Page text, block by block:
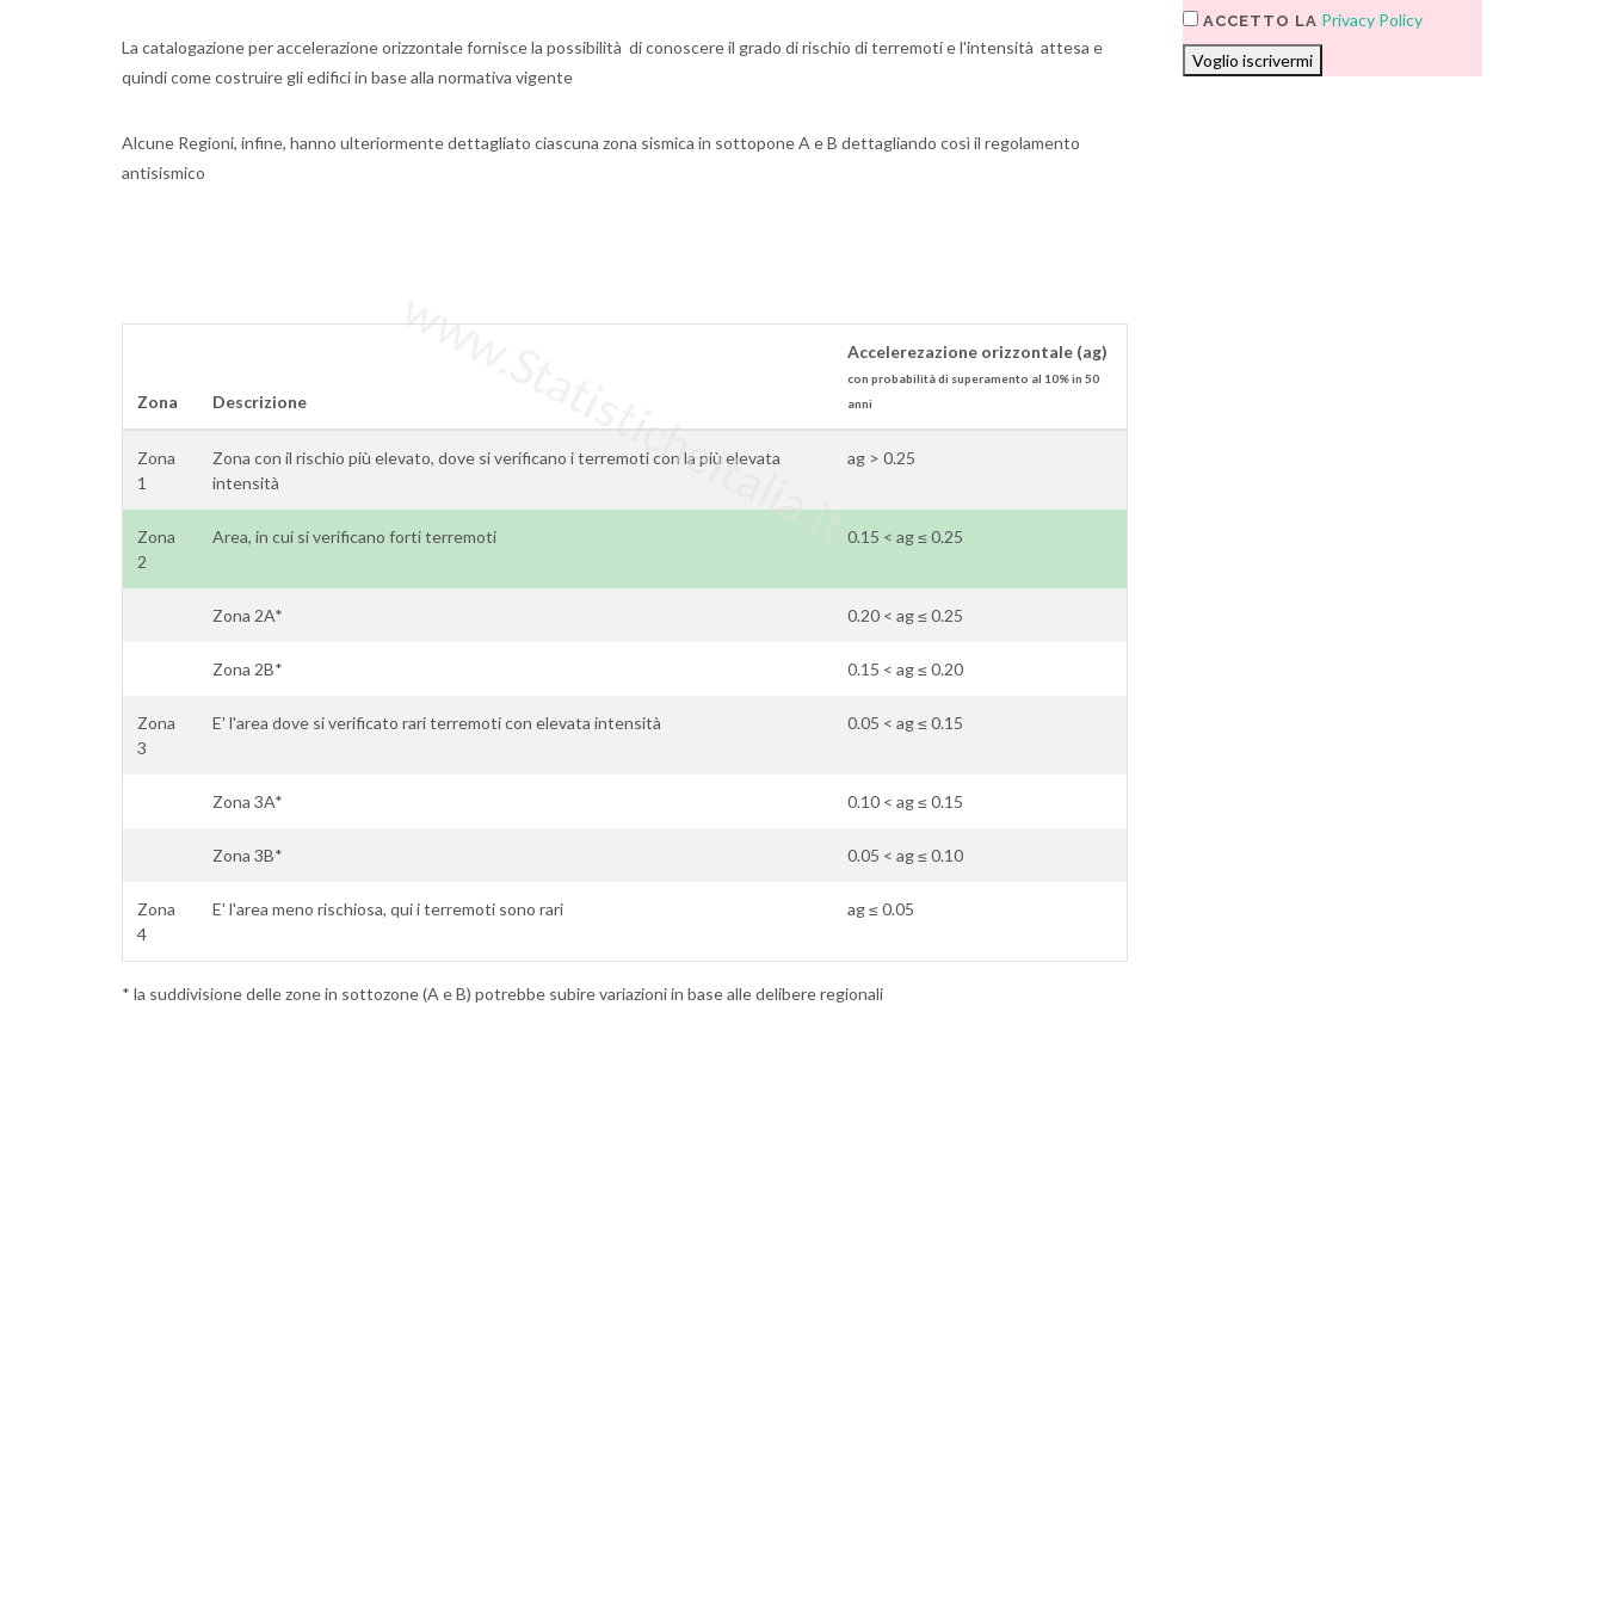
La catalogazione per accelerazione orizzontale fornisce la possibilità di conoscere il grado di rischio di terremoti e l'intensità attesa e
quindi come costruire gli edifici in base alla normativa vigente
Alcune Regioni, infine, hanno ulteriormente dettagliato ciascuna zona sismica in sottopone A e B dettagliando così il regolamento
antisismico
Zona Descrizione
Accelerezazione orizzontale (ag)
con probabilità di superamento al 10% in 50
anni
Zona
1
Zona con il rischio più elevato, dove si verificano i terremoti con la più elevata
intensità
ag > 0.25
Zona
2
Area, in cui si verificano forti terremoti 0.15 < ag ≤ 0.25
Zona 2A* 0.20 < ag ≤ 0.25
Zona 2B* 0.15 < ag ≤ 0.20
Zona
3
E' l'area dove si verificato rari terremoti con elevata intensità 0.05 < ag ≤ 0.15
Zona 3A* 0.10 < ag ≤ 0.15
Zona 3B* 0.05 < ag ≤ 0.10
Zona
4
E' l'area meno rischiosa, qui i terremoti sono rari ag ≤ 0.05
www.StatisticheItalia.it
* la suddivisione delle zone in sottozone (A e B) potrebbe subire variazioni in base alle delibere regionali
ACCETTO LA Privacy Policy
Voglio iscrivermi